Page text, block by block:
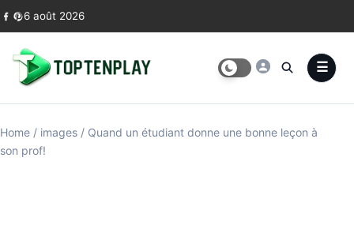
Skip to content
6 août 2026
Home / images / Quand un étudiant donne une bonne leçon à
son prof!